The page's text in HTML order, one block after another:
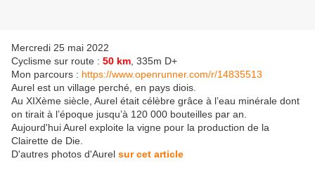
Mercredi 25 mai 2022
Cyclisme sur route : 50 km , 335m D+
Mon parcours : https://www.openrunner.com/r/14835513
Aurel est un village perché, en pays diois.
Au XIXème siècle, Aurel était célèbre grâce à l’eau minérale dont
on tirait à l’époque jusqu’à 120 000 bouteilles par an.
Aujourd'hui Aurel exploite la vigne pour la production de la
Clairette de Die.
D'autres photos d'Aurel sur cet article